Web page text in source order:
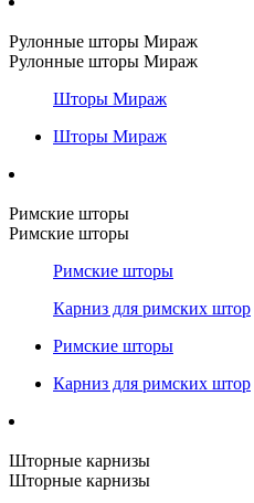
Рулонные шторы Мираж
Рулонные шторы Мираж
Шторы Мираж
Шторы Мираж
Римские шторы
Римские шторы
Римские шторы
Карниз для римских штор
Римские шторы
Карниз для римских штор
Шторные карнизы
Шторные карнизы